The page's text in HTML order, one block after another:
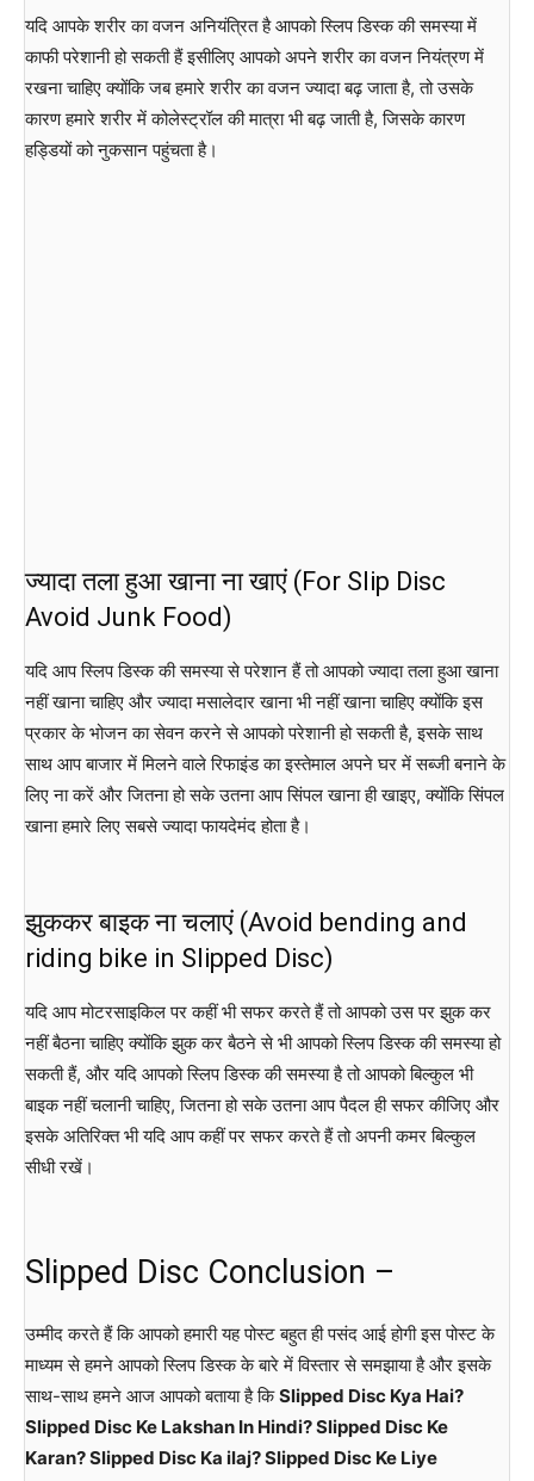
यदि आपके शरीर का वजन अनियंत्रित है आपको स्लिप डिस्क की समस्या में
काफी परेशानी हो सकती हैं इसीलिए आपको अपने शरीर का वजन नियंत्रण में
रखना चाहिए क्योंकि जब हमारे शरीर का वजन ज्यादा बढ़ जाता है, तो उसके
कारण हमारे शरीर में कोलेस्ट्रॉल की मात्रा भी बढ़ जाती है, जिसके कारण
हड्डियों को नुकसान पहुंचता है।
ज्यादा तला हुआ खाना ना खाएं (For Slip Disc
Avoid Junk Food)
यदि आप स्लिप डिस्क की समस्या से परेशान हैं तो आपको ज्यादा तला हुआ खाना
नहीं खाना चाहिए और ज्यादा मसालेदार खाना भी नहीं खाना चाहिए क्योंकि इस
प्रकार के भोजन का सेवन करने से आपको परेशानी हो सकती है, इसके साथ
साथ आप बाजार में मिलने वाले रिफाइंड का इस्तेमाल अपने घर में सब्जी बनाने के
लिए ना करें और जितना हो सके उतना आप सिंपल खाना ही खाइए, क्योंकि सिंपल
खाना हमारे लिए सबसे ज्यादा फायदेमंद होता है।
झुककर बाइक ना चलाएं (Avoid bending and
riding bike in Slipped Disc)
यदि आप मोटरसाइकिल पर कहीं भी सफर करते हैं तो आपको उस पर झुक कर
नहीं बैठना चाहिए क्योंकि झुक कर बैठने से भी आपको स्लिप डिस्क की समस्या हो
सकती हैं, और यदि आपको स्लिप डिस्क की समस्या है तो आपको बिल्कुल भी
बाइक नहीं चलानी चाहिए, जितना हो सके उतना आप पैदल ही सफर कीजिए और
इसके अतिरिक्त भी यदि आप कहीं पर सफर करते हैं तो अपनी कमर बिल्कुल
सीधी रखें।
Slipped Disc Conclusion –
उम्मीद करते हैं कि आपको हमारी यह पोस्ट बहुत ही पसंद आई होगी इस पोस्ट के
माध्यम से हमने आपको स्लिप डिस्क के बारे में विस्तार से समझाया है और इसके
साथ-साथ हमने आज आपको बताया है किSlipped Disc Kya Hai?
Slipped Disc Ke Lakshan In Hindi? Slipped Disc Ke
Karan? Slipped Disc Ka ilaj? Slipped Disc Ke Liye